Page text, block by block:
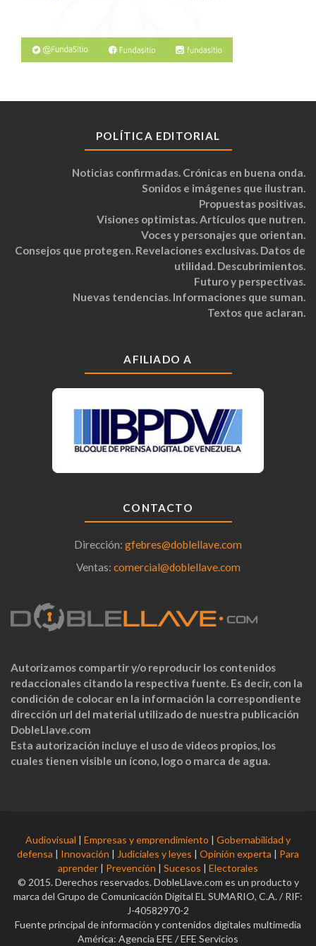
POLÍTICA EDITORIAL
Noticias confirmadas. Crónicas en buena onda.
Sonidos e imágenes que ilustran.
Propuestas positivas.
Visiones optimistas. Artículos que nutren.
Voces y personajes que orientan.
Consejos que protegen. Revelaciones exclusivas. Datos de
utilidad. Descubrimientos.
Futuro y perspectivas.
Nuevas tendencias. Informaciones que suman.
Textos que aclaran.
AFILIADO A
CONTACTO
Dirección: gfebres@doblellave.com
Ventas: comercial@doblellave.com
Autorizamos compartir y/o reproducir los contenidos
redaccionales citando la respectiva fuente. Es decir, con la
condición de colocar en la información la correspondiente
dirección url del material utilizado de nuestra publicación
DobleLlave.com
Esta autorización incluye el uso de videos propios, los
cuales tienen visible un ícono, logo o marca de agua.
Audiovisual | Empresas y emprendimiento | Gobernabilidad y
defensa | Innovación | Judiciales y leyes | Opinión experta | Para
aprender | Prevención | Sucesos | Electorales
© 2015. Derechos reservados. DobleLlave.com es un producto y
marca del Grupo de Comunicación Digital EL SUMARIO, C.A. / RIF:
J-40582970-2
Fuente principal de información y contenidos digitales multimedia
América: Agencia EFE / EFE Servicios